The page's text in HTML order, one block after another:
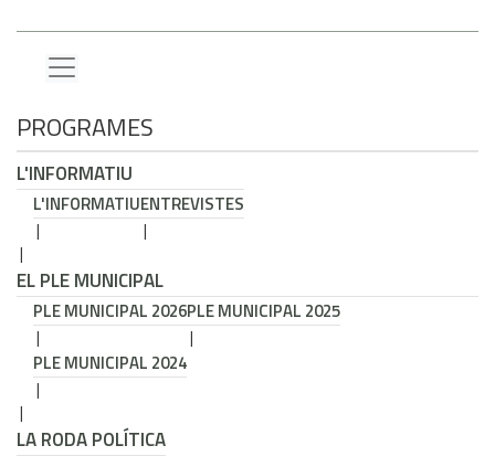
PROGRAMES
L'INFORMATIU
L'INFORMATIUENTREVISTES
EL PLE MUNICIPAL
PLE MUNICIPAL 2026PLE MUNICIPAL 2025
PLE MUNICIPAL 2024
LA RODA POLÍTICA